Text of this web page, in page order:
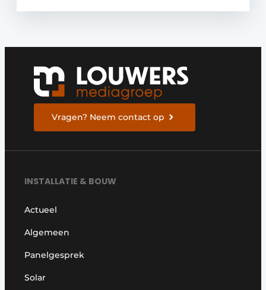
Vragen? Neem contact op
INSTALLATIE & BOUW
Actueel
Algemeen
Panelgesprek
Solar